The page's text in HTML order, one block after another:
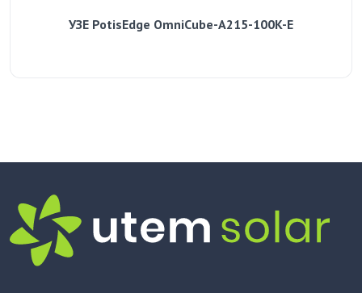
УЗЕ PotisEdge OmniCube-A215-100K-E